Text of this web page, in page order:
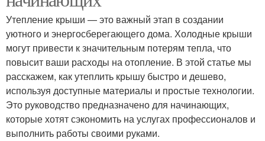
Утепление крыши — это важный этап в создании
уютного и энергосберегающего дома. Холодные крыши
могут привести к значительным потерям тепла, что
повысит ваши расходы на отопление. В этой статье мы
расскажем, как утеплить крышу быстро и дешево,
используя доступные материалы и простые технологии.
Это руководство предназначено для начинающих,
которые хотят сэкономить на услугах профессионалов и
выполнить работы своими руками.